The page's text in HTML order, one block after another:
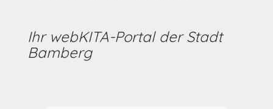
Ihr webKITA-Portal der Stadt
Bamberg